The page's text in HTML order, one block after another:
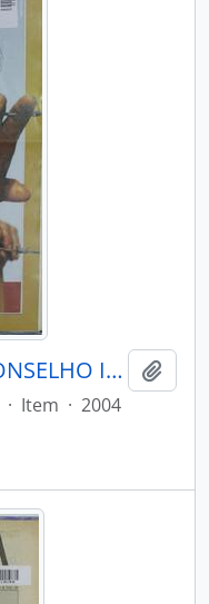
PORANTIM - BRASÍLIA CONSELHO INDIGENISTA MISSIONÁRIO - 2004 - Nº271
· Item · 2004